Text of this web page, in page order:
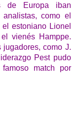
de Europa iban
como el
estoniano Lionel
vienés Hamppe.
jugadores, como J.
Pest pudo
match por